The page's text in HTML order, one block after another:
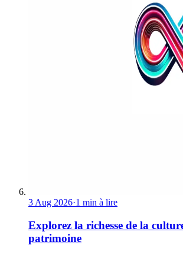
3 Aug 2026·1 min à lire
Explorez la richesse de la
patrimoine